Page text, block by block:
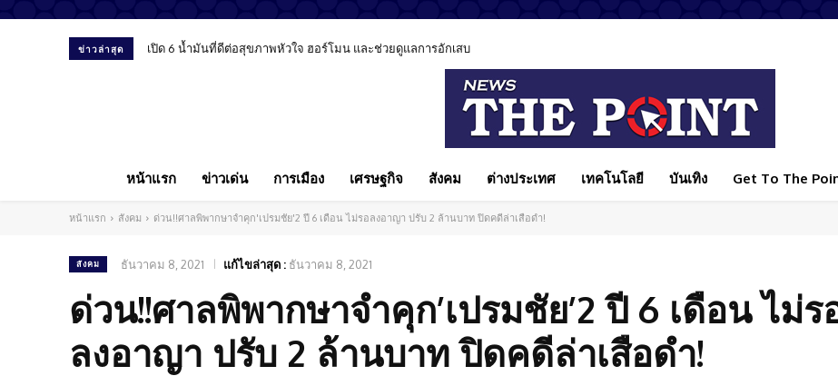
ข่าวล่าสุด เปิด 6 น้ำมันที่ดีต่อสุขภาพหัวใจ ฮอร์โมน และช่วยดูแลการอักเสบ
หน้าแรก ข่าวเด่น การเมือง เศรษฐกิจ สังคม ต่างประเทศ เทคโนโลยี บันเทิง Get To The
หน้าแรก สังคม ด่วน!!ศาลพิพากษาจำคุก'เปรมชัย'2 ปี 6 เดือน ไม่รอลงอาญา ปรับ 2 ล้านบาท ปิดคดีล่าเสือดำ!
สังคม ธันวาคม 8, 2021 แก้ไขล่าสุด : ธันวาคม 8, 2021
ด่วน!!ศาลพิพากษาจำคุก’เปรมชัย’2 ปี 6 เดือน ไม่ร
ลงอาญา ปรับ 2 ล้านบาท ปิดคดีล่าเสือดำ!